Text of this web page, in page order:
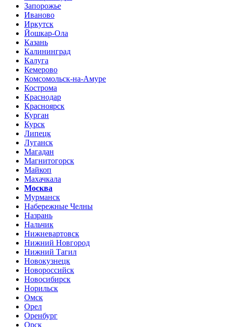
Запорожье
Иваново
Иркутск
Йошкар-Ола
Казань
Калининград
Калуга
Кемерово
Комсомольск-на-Амуре
Кострома
Краснодар
Красноярск
Курган
Курск
Липецк
Луганск
Магадан
Магнитогорск
Майкоп
Махачкала
Москва
Мурманск
Набережные Челны
Назрань
Нальчик
Нижневартовск
Нижний Новгород
Нижний Тагил
Новокузнецк
Новороссийск
Новосибирск
Норильск
Омск
Орел
Оренбург
Орск